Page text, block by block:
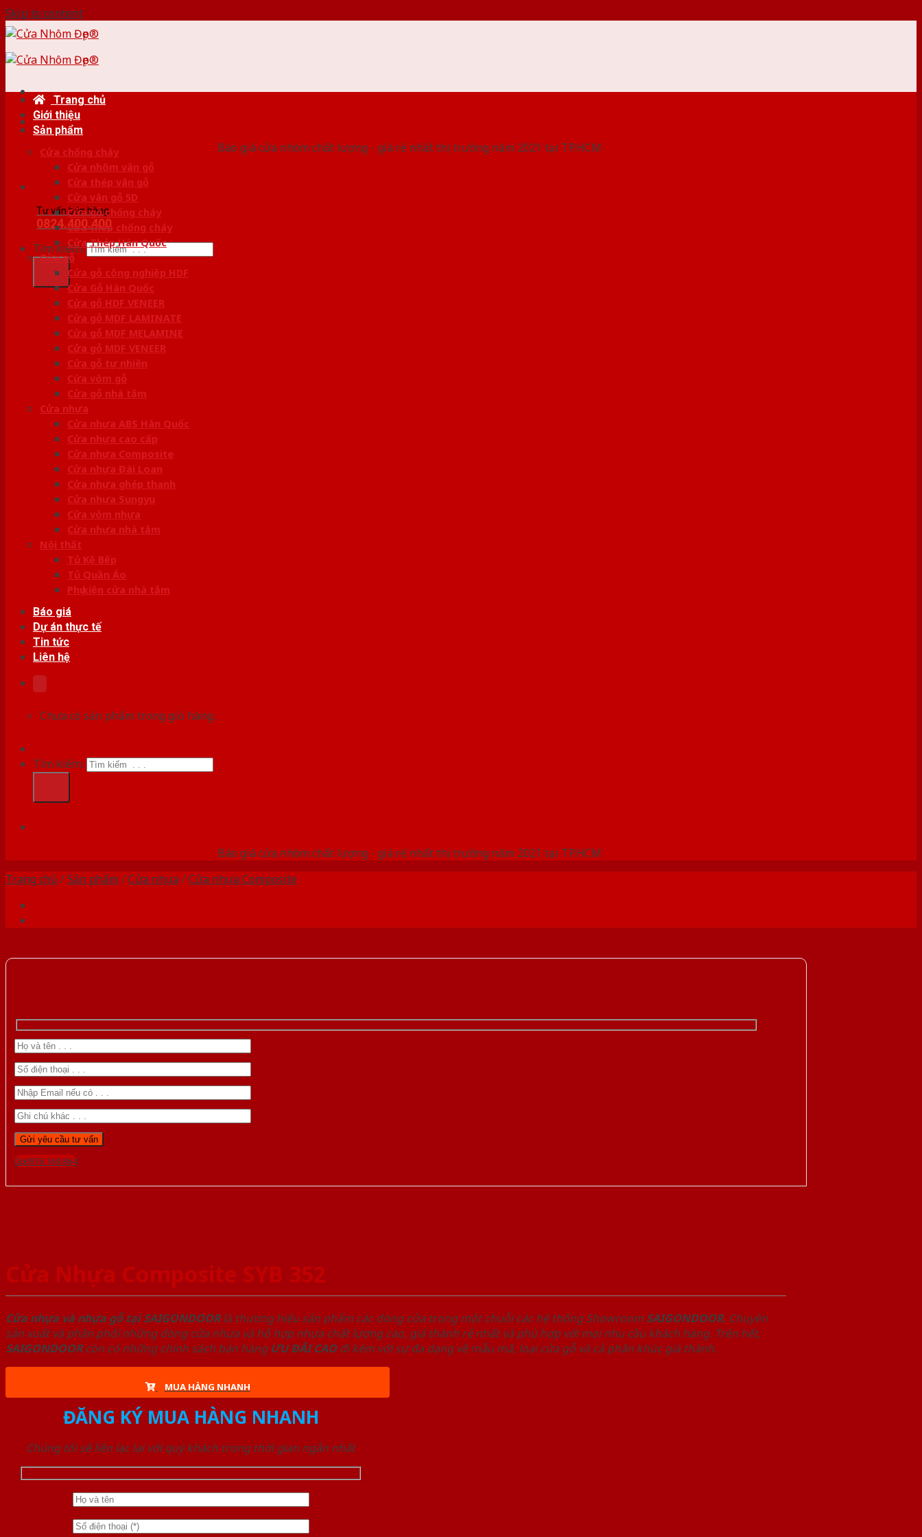
Skip to content
Báo giá cửa nhôm chất lượng - giá rẻ nhất thị trường năm 2021 tại TP.HCM
Tư vấn bán hàng
0824.400.400
Tìm kiếm:
Trang chủ
Giới thiệu
Sản phẩm
Cửa chống cháy
Cửa nhôm vân gỗ
Cửa thép vân gỗ
Cửa vân gỗ 5D
Cửa gỗ chống cháy
Cửa thép chống cháy
Cửa Thép Hàn Quốc
Cửa gỗ
Cửa gỗ công nghiệp HDF
Cửa Gỗ Hàn Quốc
Cửa gỗ HDF VENEER
Cửa gỗ MDF LAMINATE
Cửa gỗ MDF MELAMINE
Cửa gỗ MDF VENEER
Cửa gỗ tự nhiên
Cửa vòm gỗ
Cửa gỗ nhà tắm
Cửa nhựa
Cửa nhựa ABS Hàn Quốc
Cửa nhựa cao cấp
Cửa nhựa Composite
Cửa nhựa Đài Loan
Cửa nhựa ghép thanh
Cửa nhựa Sungyu
Cửa vòm nhựa
Cửa nhựa nhà tắm
Nội thất
Tủ Kệ Bếp
Tủ Quần Áo
Phụ kiện cửa nhà tắm
Báo giá
Dự án thực tế
Tin tức
Liên hệ
Chưa có sản phẩm trong giỏ hàng.
Tìm kiếm:
Báo giá cửa nhôm chất lượng - giá rẻ nhất thị trường năm 2021 tại TP.HCM
Trang chủ /Sản phẩm /Cửa nhựa /Cửa nhựa Composite
Gọi 0976.169.864
Cửa Nhựa Composite SYB 352
Cửa nhựa và nhựa gỗ tại SAIGONDOORlà thương hiệu sản phẩm các dòng cửa trong một chuỗi các hệ thống Showroom SAIGONDOOR. Chuyên
sản xuất và phân phối những dòng cửa nhựa và hỗ hợp nhựa chất lượng cao, giá thành rẻ nhất và phù hợp với mọi nhu cầu khách hàng. Trên hết,
SAIGONDOORcòn có những chính sách bán hàng ƯU ĐÃI CAOđi kèm với sự đa dạng về mẫu mã, loại cửa gỗ và cả phân khúc giá thành.
MUA HÀNG NHANH
ĐĂNG KÝ MUA HÀNG NHANH
Chúng tôi sẽ liên lạc lại với quý khách trong thời gian ngắn nhất